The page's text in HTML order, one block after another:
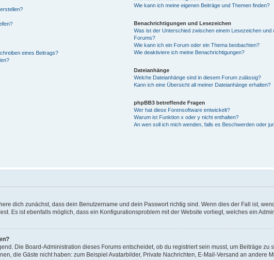
eines Beitrags?
Wie kann ich meine eigenen Beiträge und Themen finden?
Benachrichtigungen und Lesezeichen
Was ist der Unterschied zwischen einem Lesezeichen
Forums?
Wie kann ich ein Forum oder ein Thema beobachten?
Wie deaktiviere ich meine Benachrichtigungen?
Dateianhänge
Welche Dateianhänge sind in diesem Forum zulässig?
Kann ich eine Übersicht all meiner Dateianhänge erhalten?
phpBB3 betreffende Fragen
Wer hat diese Forensoftware entwickelt?
Warum ist Funktion x oder y nicht enthalten?
An wen soll ich mich wenden, falls es Beschwerden oder
dich zunächst, dass dein Benutzername und dein Passwort richtig sind. Wenn dies der Fall ist,
Es ist ebenfalls möglich, dass ein Konfigurationsproblem mit der Website vorliegt, welches ein
Die Board-Administration dieses Forums entscheidet, ob du registriert sein musst, um Beiträge zu
die Gäste nicht haben: zum Beispiel Avatarbilder, Private Nachrichten, E-Mail-Versand an andere